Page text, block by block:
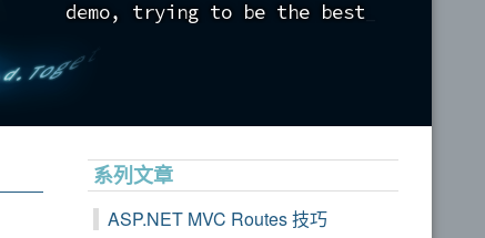
demo, tryi ng to be the best
系列文章
ASP.NET MVC Routes 技巧